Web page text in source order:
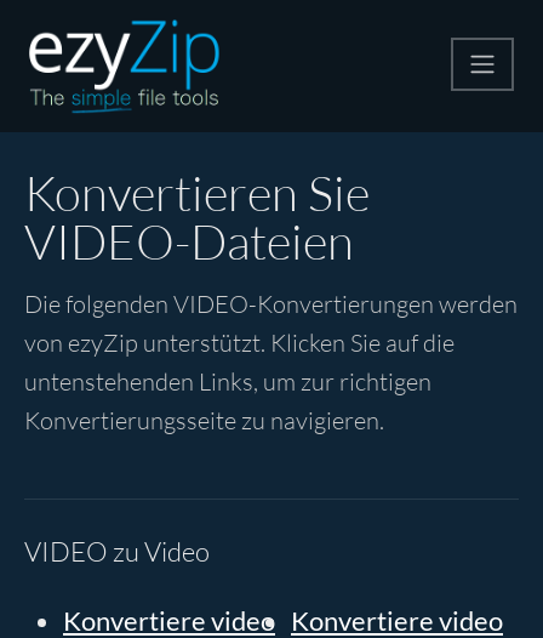
Entpacken
Konvertiere
Weitere Tools
Konvertieren Sie
VIDEO-Dateien
Die folgenden VIDEO-Konvertierungen werden
von ezyZip unterstützt. Klicken Sie auf die
untenstehenden Links, um zur richtigen
Konvertierungsseite zu navigieren.
VIDEO zu Video
Konvertiere video Konvertiere video